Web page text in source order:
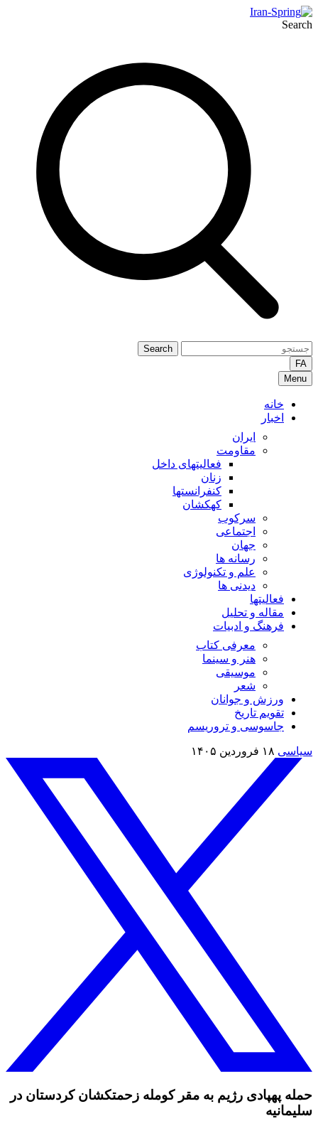
Search
Search
FA
Menu
خانه
اخبار
ایران
مقاومت
فعالیتهای داخل
زنان
کنفرانستها
کهکشان
سرکوب
اجتماعی
جهان
رسانه ها
علم و تکنولوژی
دیدنی ها
فعالیتها
مقاله و تحلیل
فرهنگ و ادبیات
معرفی کتاب
هنر و سینما
موسیقی
شعر
ورزش و جوانان
تقویم تاريخ
جاسوسی و تروریسم
سیاسی ۱۸ فروردین ۱۴۰۵
حمله پهپادی رژیم به مقر کومله زحمتکشان کردستان در
سلیمانیه